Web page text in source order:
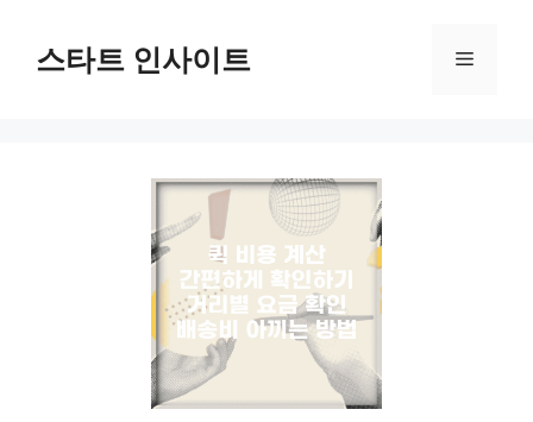
스타트 인사이트 메